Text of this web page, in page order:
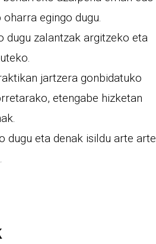
egingo dugu.
dugu zalantzak argitzeko eta
jartzera gonbidatuko
etengabe hizketan
dugu eta denak isildu arte arte